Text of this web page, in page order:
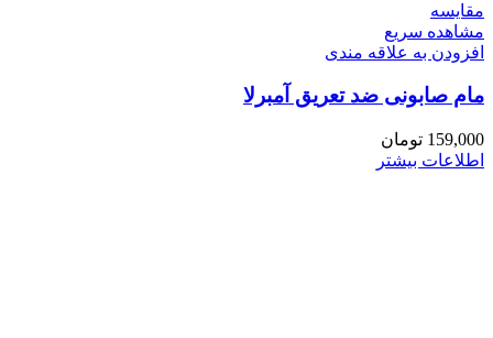
مقایسه
مشاهده سریع
افزودن به علاقه مندی
مام صابونی ضد تعریق آمبرلا
159,000 تومان
اطلاعات بیشتر